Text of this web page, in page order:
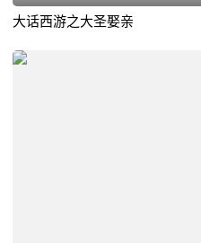
大话西游之大圣娶亲